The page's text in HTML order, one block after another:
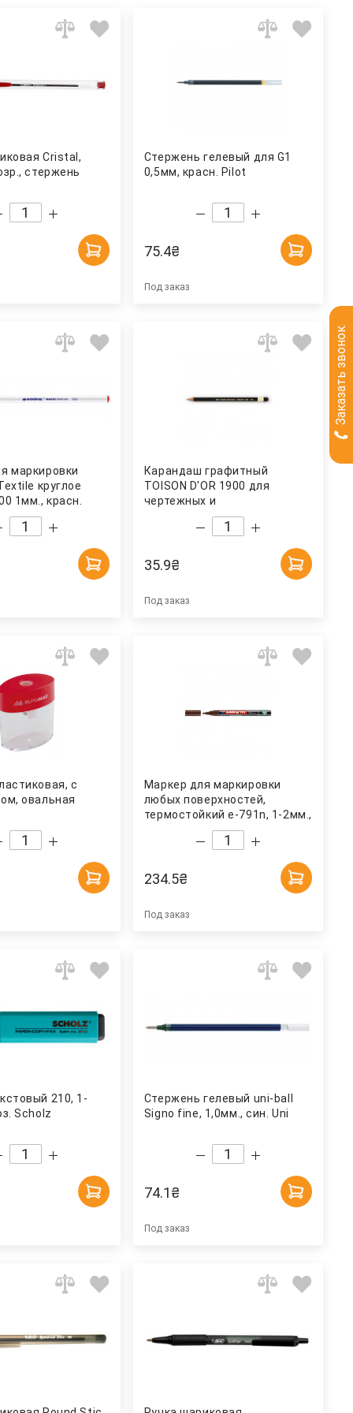
Cristal,
стержень
Стержень гелевый для G1
0,5мм, красн. Pilot
75.4₴
Под заказ
маркировки
круглое
1мм., красн.
Карандаш графитный
TOISON D'OR 1900 для
чертежных и
художественных работ, 7H
Koh-i-noor
35.9₴
Под заказ
с
овальная
Маркер для маркировки
любых поверхностей,
термостойкий e-791n, 1-2мм.,
коричневый Edding
234.5₴
Под заказ
210, 1-
Scholz
Стержень гелевый uni-ball
Signo fine, 1,0мм., син. Uni
74.1₴
Под заказ
Заказать звонок